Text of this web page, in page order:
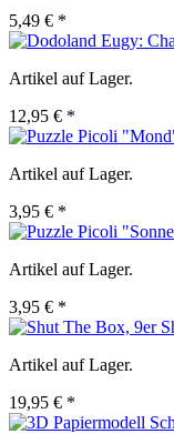
5,49 € *
Artikel auf Lager.
12,95 € *
Artikel auf Lager.
3,95 € *
Artikel auf Lager.
3,95 € *
Artikel auf Lager.
19,95 € *